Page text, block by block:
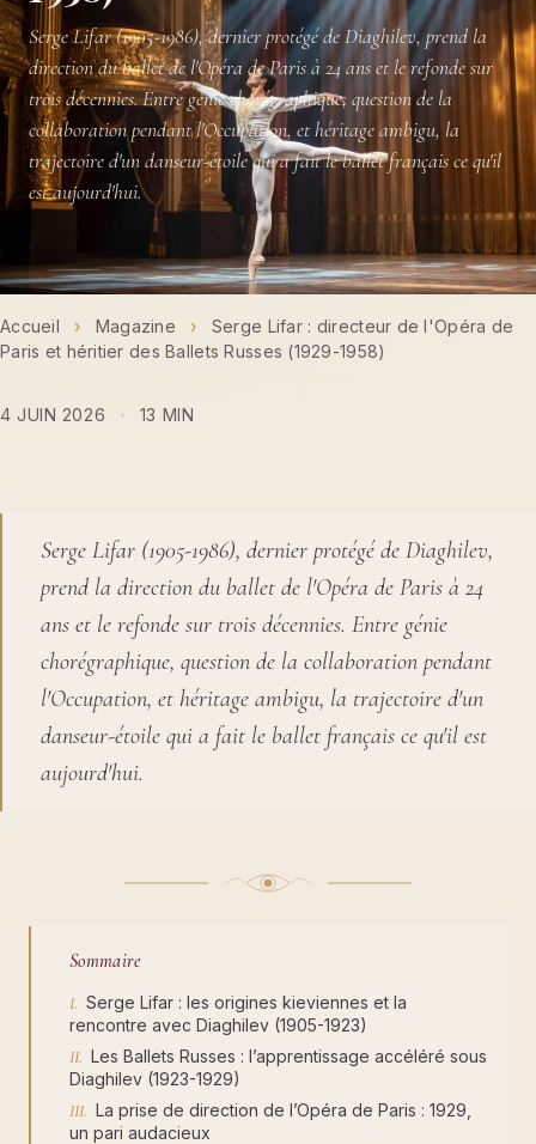
Serge Lifar (1905-1986), dernier protégé de Diaghilev, prend la
direction du ballet de l'Opéra de Paris à 24 ans et le refonde sur
trois décennies. Entre génie chorégraphique, question de la
collaboration pendant l'Occupation, et héritage ambigu, la
trajectoire d'un danseur-étoile qui a fait le ballet français ce qu'il
est aujourd'hui.
Accueil › Magazine ›
Serge Lifar : directeur de l'Opéra de
Paris et héritier des Ballets Russes (1929-1958)
4 JUIN 2026 · 13 MIN
Serge Lifar (1905-1986), dernier protégé de Diaghilev,
prend la direction du ballet de l'Opéra de Paris à 24
ans et le refonde sur trois décennies. Entre génie
chorégraphique, question de la collaboration pendant
l'Occupation, et héritage ambigu, la trajectoire d'un
danseur-étoile qui a fait le ballet français ce qu'il est
aujourd'hui.
Sommaire
Serge Lifar : les origines kieviennes et la
rencontre avec Diaghilev (1905-1923)
Les Ballets Russes : l’apprentissage accéléré sous
Diaghilev (1923-1929)
La prise de direction de l’Opéra de Paris : 1929,
un pari audacieux